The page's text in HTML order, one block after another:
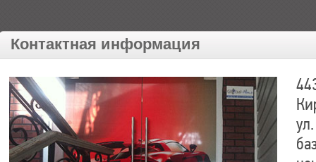
Контактная информация